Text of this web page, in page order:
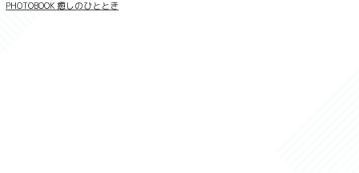
PHOTOBOOK 癒しのひととき